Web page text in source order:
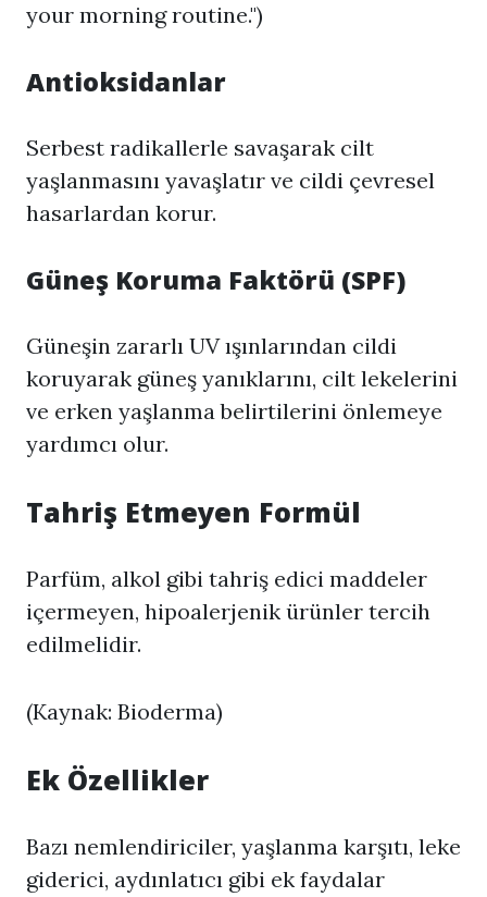
your morning routine.")
Antioksidanlar
Serbest radikallerle savaşarak cilt
yaşlanmasını yavaşlatır ve cildi çevresel
hasarlardan korur.
Güneş Koruma Faktörü (SPF)
Güneşin zararlı UV ışınlarından cildi
koruyarak güneş yanıklarını, cilt lekelerini
ve erken yaşlanma belirtilerini önlemeye
yardımcı olur.
Tahriş Etmeyen Formül
Parfüm, alkol gibi tahriş edici maddeler
içermeyen, hipoalerjenik ürünler tercih
edilmelidir.
(Kaynak: Bioderma)
Ek Özellikler
Bazı nemlendiriciler, yaşlanma karşıtı, leke
giderici, aydınlatıcı gibi ek faydalar